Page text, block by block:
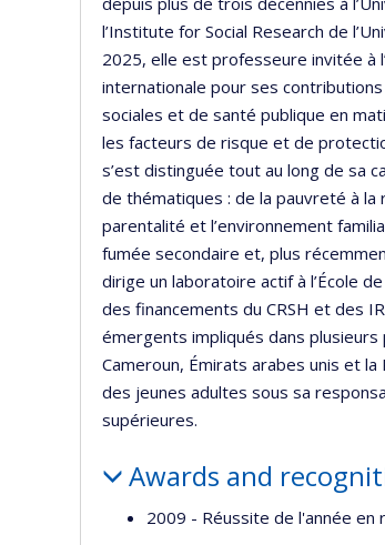
l’Institute for Social Research de
2025, elle est professeure invitée à
internationale pour ses
sociales et de santé publique en
les facteurs de risque et de
s’est distinguée tout au long de sa
de thématiques : de la pauvreté à la
parentalité et l’environnement
fumée secondaire et, plus
dirige un laboratoire actif à l’École
des financements du CRSH et des
émergents impliqués dans
Cameroun, Émirats arabes unis et la
des jeunes adultes sous sa
supérieures.
Awards and
2009 - Réussite de l'année en